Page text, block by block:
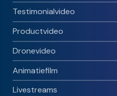
Testimonialvideo
Productvideo
Dronevideo
Animatiefilm
Livestreams